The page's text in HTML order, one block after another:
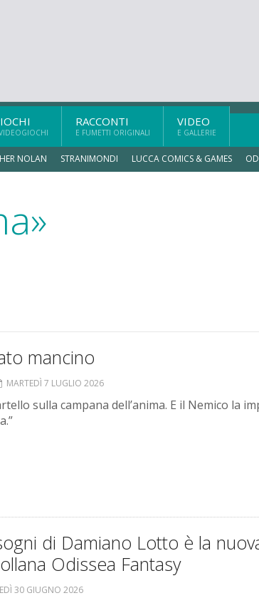
RACCONTI
E FUMETTI ORIGINALI
VIDEO
E GALLERIE
NOLAN STRANIMONDI LUCCA COMICS & GAMES
mancino
MARTEDÌ 7 LUGLIO 2026
sulla campana dell’anima. E il Nemico la
di Damiano Lotto è la
Odissea Fantasy
30 GIUGNO 2026